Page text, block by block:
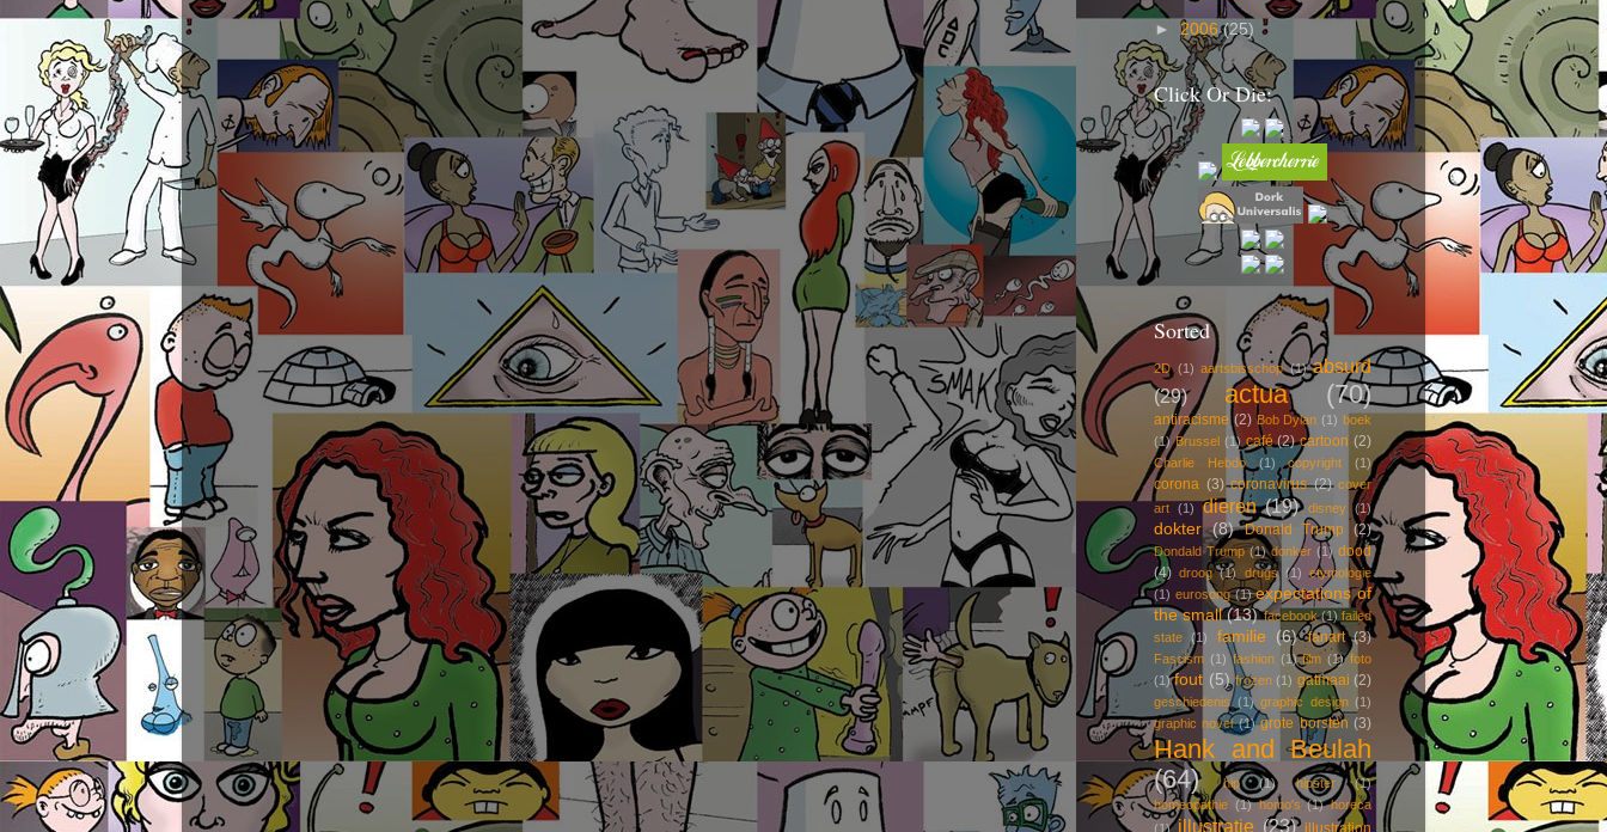
► 2006(25)
Click Or Die:
Sorted
2D (1) aartsbisschop (1) absurd
(29)
actua (70)
antiracisme (2) Bob Dylan (1) boek
(1) Brussel (1) café (2) cartoon (2)
Charlie Hebdo (1) copyright (1)
corona (3) coronavirus (2) cover
art (1) dieren (19) disney (1)
dokter (8) Donald Trump (2)
Dondald Trump (1) donker (1) dood
(4) droog (1) drugs (1) etymologie
(1) eurosong (1) expectations of
the small (13) facebook (1) failed
state
(1) familie (6) fanart (3)
Fascism (1) fashion (1) film (1) foto
(1) fout (5) frozen (1) gatmaai (2)
geschiedenis (1) graphic design (1)
graphic novel (1) grote borsten (3)
Hank and Beulah
(64)
hip (1) hipster
(1)
homeopathie (1) homo's (1) horeca
(1) illustratie (23)